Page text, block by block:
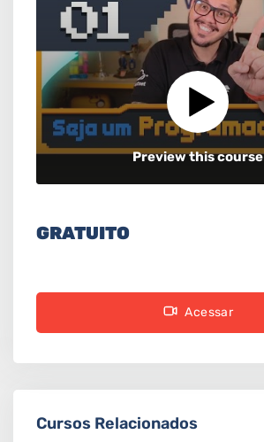
Preview this course
GRATUITO
Acessar
Cursos Relacionados